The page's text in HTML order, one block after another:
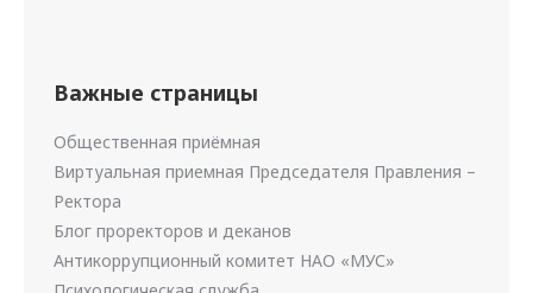
Важные страницы
Общественная приёмная
Виртуальная приемная Председателя Правления –
Ректора
Блог проректоров и деканов
Антикоррупционный комитет НАО «МУС»